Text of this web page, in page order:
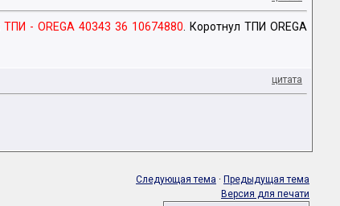
ТПИ - OREGA 40343 36 10674880. Коротнул ТПИ OREGA
цитата
Следующая тема · Предыдущая тема
Версия для печати